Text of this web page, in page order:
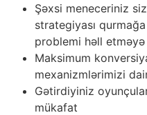
Şəxsi meneceriniz
strategiyası
problemi həll
Maksimum
mexanizmlərimizi
Gətirdiyiniz
mükafat